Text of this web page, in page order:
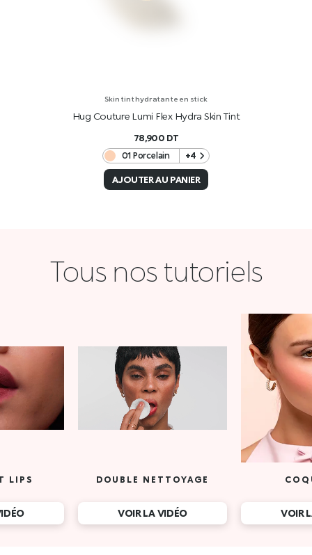
Skin tint hydratante en stick
Hug Couture Lumi Flex Hydra Skin Tint
78,900 DT
01 Porcelain
+4
AJOUTER AU PANIER
Tous nos tutoriels
LIPS DOUBLE NETTOYAGE
VOIR LA VIDÉO VOIR